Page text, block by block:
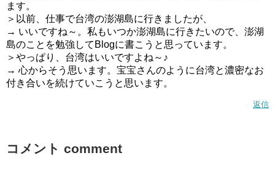
ます。
＞以前、仕事で台湾の澎湖島に行きましたが、
→ いいですね～。私もいつか澎湖島に行きたいので、澎湖
島のことを勉強してBlogに書こうと思っています。
＞やっぱり、台湾はいいですよね～♪
→ 心からそう思います。宝宝さんのように台湾と濃密なお
付き合いを続けていこうと思います。
返信
コメント comment